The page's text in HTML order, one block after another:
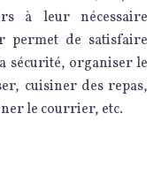
à leur nécessaire
permet de satisfaire
sécurité, organiser le
cuisiner des repas,
le courrier, etc.